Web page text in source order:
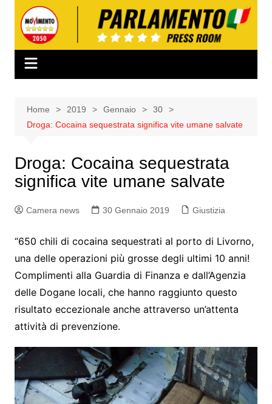
contenuto
Home 2019 Gennaio
30
Droga: Cocaina sequestrata significa vite umane salvate
Droga: Cocaina sequestrata
significa vite umane salvate
Camera news 30 Gennaio 2019 Giustizia
“650 chili di cocaina sequestrati al porto di Livorno,
una delle operazioni più grosse degli ultimi 10 anni!
Complimenti alla Guardia di Finanza e dall’Agenzia
delle Dogane locali, che hanno raggiunto questo
risultato eccezionale anche attraverso un’attenta
attività di prevenzione.